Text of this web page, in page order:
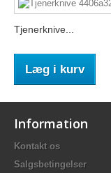
Tjenerknive...
Læg i kurv
Information
Kontakt os
Salgsbetingelser